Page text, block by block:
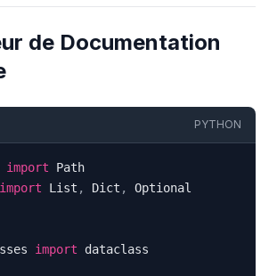
de Documentation
PYTHON
import
import List , Dict ,
import